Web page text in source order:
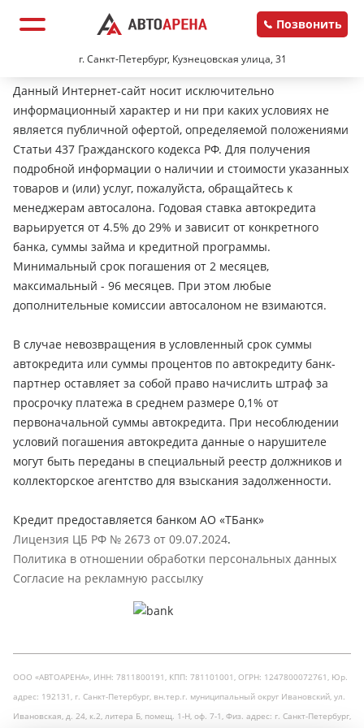
г. Санкт-Петербург, Кузнецовская улица, 31
Позвонить
Данный Интернет-сайт носит исключительно
информационный характер и ни при каких условиях не
является публичной офертой, определяемой положениями
Статьи 437 Гражданского кодекса РФ. Для получения
подробной информации о наличии и стоимости указанных
товаров и (или) услуг, пожалуйста, обращайтесь к
менеджерам автосалона. Годовая ставка автокредита
варьируется от 4.5% до 29% и зависит от конкретного
банка, суммы займа и кредитной программы.
Минимальный срок погашения от 2 месяцев,
максимальный - 96 месяцев. При этом любые
дополнительные комиссии автосалоном не взимаются.
В случае невозвращения в условленный срок суммы
автокредита или суммы процентов по автокредиту банк-
партнер оставляет за собой право начислить штраф за
просрочку платежа в среднем размере 0,1% от
первоначальной суммы автокредита. При несоблюдении
условий погашения автокредита данные о нарушителе
могут быть переданы в специальный реестр должников и
коллекторское агентство для взыскания задолженности.
Кредит предоставляется банком АО «ТБанк»
Лицензия ЦБ РФ № 2673 от 09.07.2024.
Политика в отношении обработки персональных данных
Согласие на рекламную рассылку
ООО «АВТОАРЕНА», ИНН: 7811800191, КПП: 781101001, ОГРН: 1247800072761, Юр.
адрес: 192131, г. Санкт-Петербург, вн.тер.г. муниципальный округ Ивановский, ул.
Ивановская, д. 24, к.2, литера Б, помещ. 1-Н, оф. 7-1, Физ. адрес: г. Санкт-Петербург,